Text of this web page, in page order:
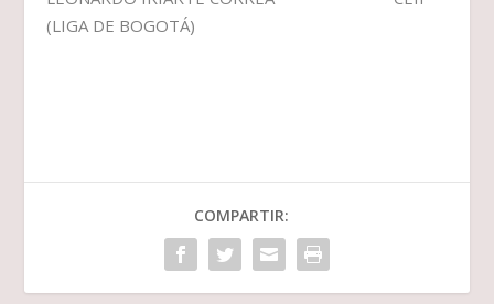
(LIGA DE BOGOTÁ)
COMPARTIR: